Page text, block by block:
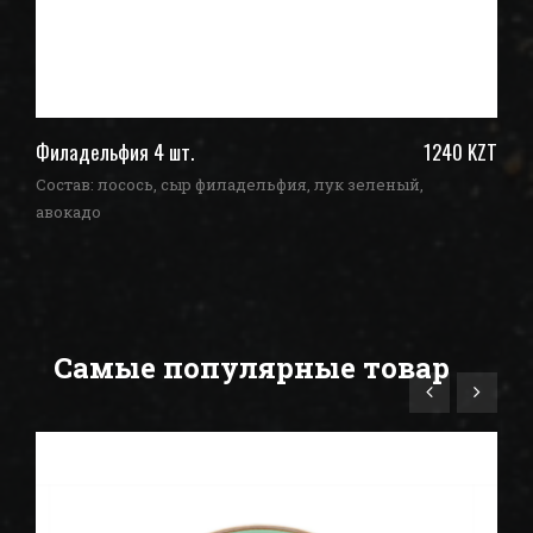
Филадельфия 4 шт. 1240 KZT
Состав: лосось, сыр филадельфия, лук зеленый,
авокадо
Самые популярные товар